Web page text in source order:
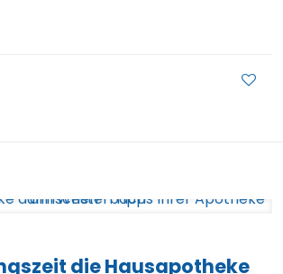
die Hausapotheke